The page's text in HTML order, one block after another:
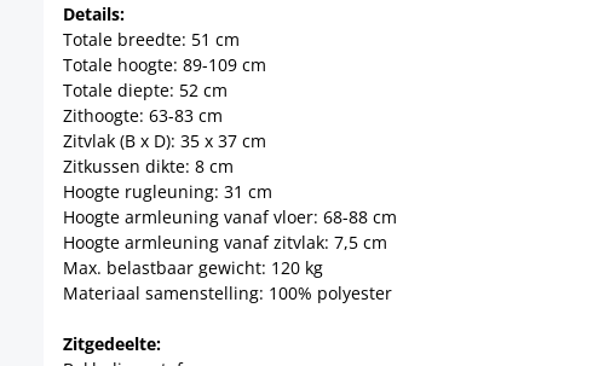
Details:
Totale breedte: 51 cm
Totale hoogte: 89-109 cm
Totale diepte: 52 cm
Zithoogte: 63-83 cm
Zitvlak (B x D): 35 x 37 cm
Zitkussen dikte: 8 cm
Hoogte rugleuning: 31 cm
Hoogte armleuning vanaf vloer: 68-88 cm
Hoogte armleuning vanaf zitvlak: 7,5 cm
Max. belastbaar gewicht: 120 kg
Materiaal samenstelling: 100% polyester
Zitgedeelte: